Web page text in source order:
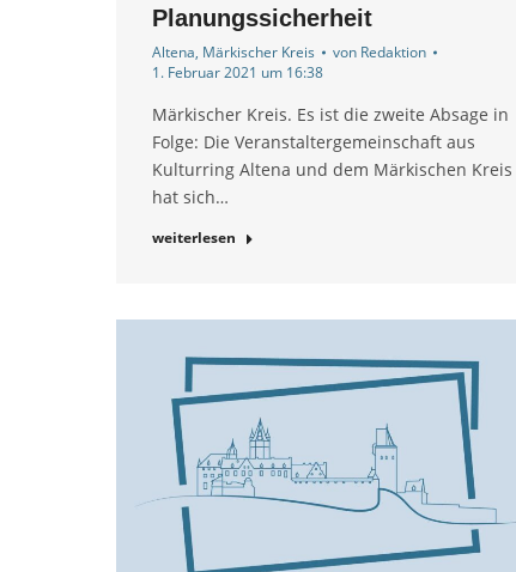
Planungssicherheit
Altena, Märkischer Kreis von Redaktion
1. Februar 2021 um 16:38
Märkischer Kreis. Es ist die zweite Absage in
Folge: Die Veranstaltergemeinschaft aus
Kulturring Altena und dem Märkischen Kreis
hat sich…
weiterlesen